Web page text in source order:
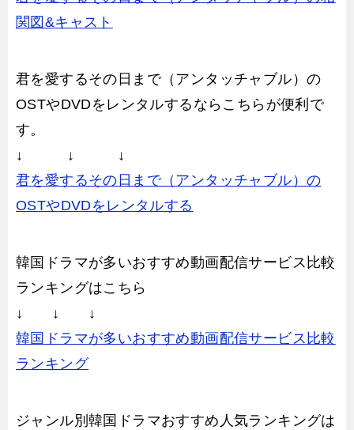
関図&キャスト
君を愛するその日まで（アンタッチャブル）の
OSTやDVDをレンタルするならこちらが便利で
す。
↓ ↓ ↓
君を愛するその日まで（アンタッチャブル）の
OSTやDVDをレンタルする
韓国ドラマが多いおすすめ動画配信サービス比較
ランキングはこちら
↓ ↓ ↓
韓国ドラマが多いおすすめ動画配信サービス比較
ランキング
ジャンル別韓国ドラマおすすめ人気ランキングは